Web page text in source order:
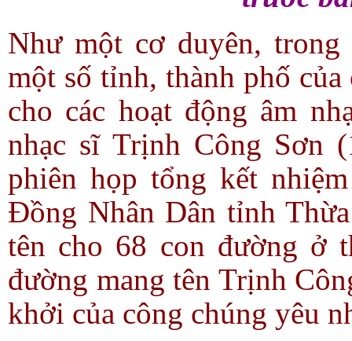
Như một cơ duyên, trong
một số tỉnh, thành phố
cho các hoạt động âm
nhạc sĩ Trịnh Công Sơn
phiên họp tổng kết
Đồng Nhân Dân tỉnh
tên cho 68 con đường ở
đường mang tên Trịnh
khởi của công chúng yêu